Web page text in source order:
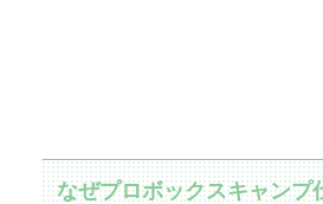
なぜプロボックスキャンプ